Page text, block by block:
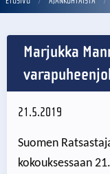
Marjukka
21.5.2019
Suomen
kokouksessaan